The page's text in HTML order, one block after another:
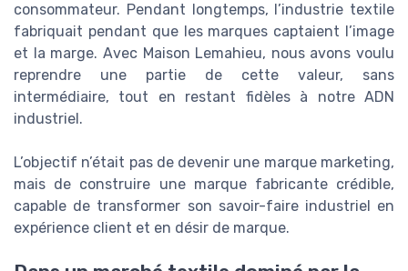
consommateur. Pendant longtemps, l’industrie textile
fabriquait pendant que les marques captaient l’image
et la marge. Avec Maison Lemahieu, nous avons voulu
reprendre une partie de cette valeur, sans
intermédiaire, tout en restant fidèles à notre ADN
industriel.
L’objectif n’était pas de devenir une marque marketing,
mais de construire une marque fabricante crédible,
capable de transformer son savoir-faire industriel en
expérience client et en désir de marque.